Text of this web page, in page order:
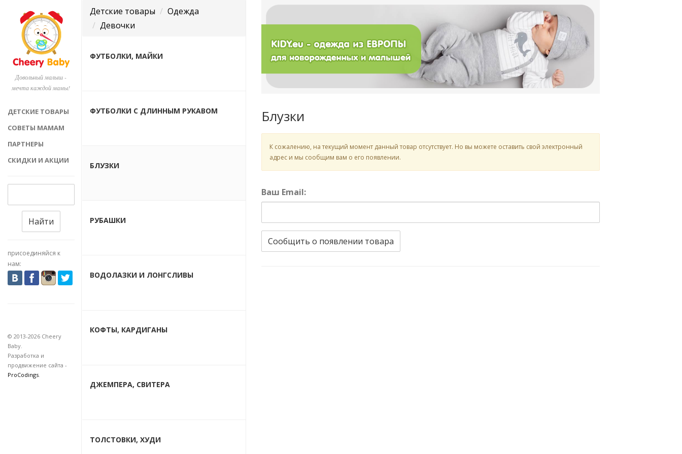
Довольный малыш -
мечта каждой мамы!
ДЕТСКИЕ ТОВАРЫ
СОВЕТЫ МАМАМ
ПАРТНЕРЫ
СКИДКИ И АКЦИИ
Найти
присоединяйся к
нам:
© 2013-2026 Cheery
Baby.
Разработка и
продвижение сайта -
ProCodings.
Детские товары
Одежда
Девочки
ФУТБОЛКИ, МАЙКИ
ФУТБОЛКИ С ДЛИННЫМ РУКАВОМ
БЛУЗКИ
РУБАШКИ
ВОДОЛАЗКИ И ЛОНГСЛИВЫ
КОФТЫ, КАРДИГАНЫ
ДЖЕМПЕРА, СВИТЕРА
ТОЛСТОВКИ, ХУДИ
Блузки
К сожалению, на текущий момент данный товар отсутствует. Но вы можете оставить свой электронный
адрес и мы сообщим вам о его появлении.
Ваш Email:
Сообщить о появлении товара